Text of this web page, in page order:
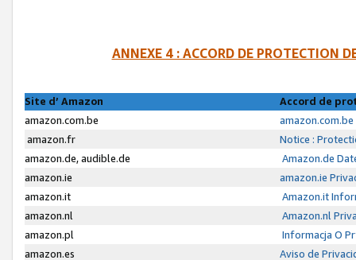
ANNEXE 4 : ACCORD DE PROTECTION
Site d’ Amazon
Accord de
amazon.com.be
amazon.fr
Notice :
amazon.de, audible.de
Amazon.de
amazon.ie
amazon.ie
amazon.it
Amazon.it
amazon.nl
Amazon.nl
amazon.pl
Informacja O
amazon.es
Aviso de